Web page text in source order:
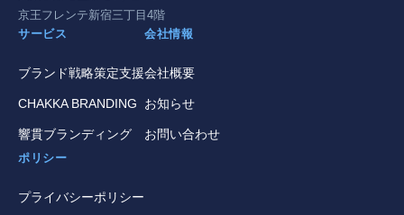
京王フレンテ新宿三丁目4階
サービス
ブランド戦略策定支援
CHAKKA BRANDING
響貫ブランディング
会社情報
会社概要
お知らせ
お問い合わせ
ポリシー
プライバシーポリシー